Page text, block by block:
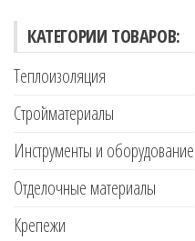
КАТЕГОРИИ ТОВАРОВ:
Теплоизоляция
Стройматериалы
Инструменты и оборудование
Отделочные материалы
Крепежи